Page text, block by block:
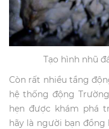
Tạo hình nhũ
Còn rất nhiều tầng
hệ thống động
hẹn được khám phá
hãy là người bạn đồng